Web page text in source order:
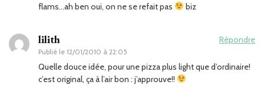
flams…ah ben oui, on ne se refait pas
biz
lilith
Publié le 12/01/2010 à 22:05
Répondre
Quelle douce idée, pour une pizza plus light que d’ordinaire!
c’est original, ça à l’air bon : j’approuve!!